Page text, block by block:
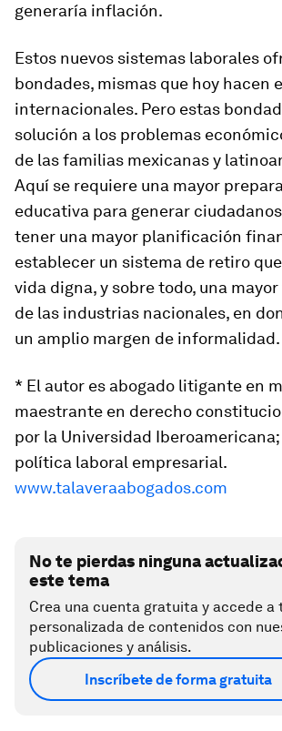
generaría inflación.
Estos nuevos sistemas laborales
bondades, mismas que hoy hacen
internacionales. Pero estas
solución a los problemas
de las familias mexicanas y
Aquí se requiere una mayor
educativa para generar
tener una mayor planificación
establecer un sistema de retiro
vida digna, y sobre todo, una
de las industrias nacionales, en
un amplio margen de informalidad.
* El autor es abogado litigante en
maestrante en derecho
por la Universidad Iberoamericana;
política laboral empresarial.
www.talaveraabogados.com
No te pierdas ninguna
este tema
Crea una cuenta gratuita y accede a
personalizada de contenidos con
publicaciones y análisis.
Inscríbete de forma gratuita